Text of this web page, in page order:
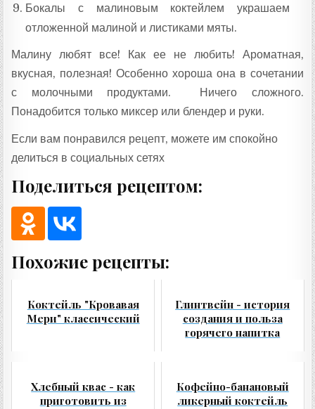
Бокалы с малиновым коктейлем украшаем
отложенной малиной и листиками мяты.
Малину любят все! Как ее не любить! Ароматная,
вкусная, полезная! Особенно хороша она в сочетании
с молочными продуктами. Ничего сложного.
Понадобится только миксер или блендер и руки.
Если вам понравился рецепт, можете им спокойно
делиться в социальных сетях
Поделиться рецептом:
Похожие рецепты:
Коктейль "Кровавая
Мери" классический
Глинтвейн - история
создания и польза
горячего напитка
Хлебный квас - как
приготовить из
Кофейно-банановый
ликерный коктейль